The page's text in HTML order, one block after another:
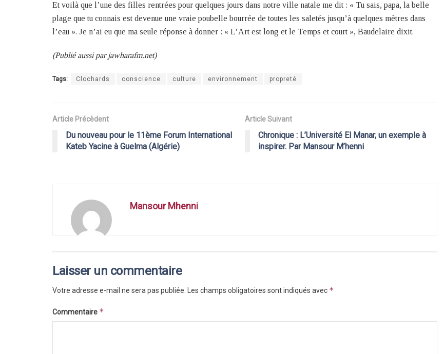
Et voilà que l’une des filles rentrées pour quelques jours dans notre ville natale me dit : « Tu sais, papa, la belle
plage que tu connais est devenue une vraie poubelle bourrée de toutes les saletés jusqu’à quelques mètres dans
l’eau ». Je n’ai eu que ma seule réponse à donner : « L’Art est long et le Temps et court », Baudelaire dixit.
(Publié aussi par jawharafm.net)
Tags: Clochards conscience culture environnement propreté
Article Précèdent
Du nouveau pour le 11ème Forum International
Kateb Yacine à Guelma (Algérie)
Article Suivant
Chronique : L’Université El Manar, un exemple à
inspirer. Par Mansour M’henni
Mansour Mhenni
Laisser un commentaire
Votre adresse e-mail ne sera pas publiée. Les champs obligatoires sont indiqués avec *
Commentaire *